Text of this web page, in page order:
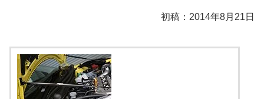
初稿：2014年8月21日